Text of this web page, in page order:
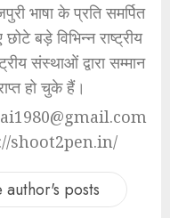
भाषा के प्रति समर्पित
छोटे बड़े विभिन्न राष्ट्रीय
संस्थाओं द्वारा सम्मान
हो चुके हैं।
shoot2pen.in/
author's posts